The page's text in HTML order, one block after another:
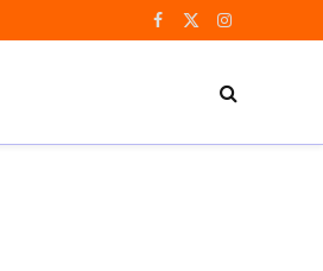
Facebook
X
Instagram